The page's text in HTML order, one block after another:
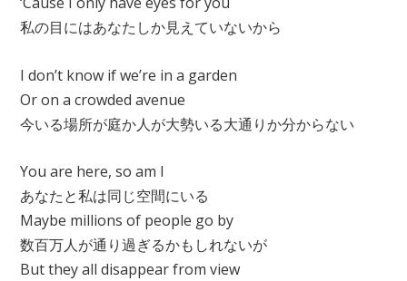
私の目にはあなたしか見えていないから
I don’t know if we’re in a garden
Or on a crowded avenue
今いる場所が庭か人が大勢いる大通りか分からない
You are here, so am I
あなたと私は同じ空間にいる
Maybe millions of people go by
数百万人が通り過ぎるかもしれないが
But they all disappear from view